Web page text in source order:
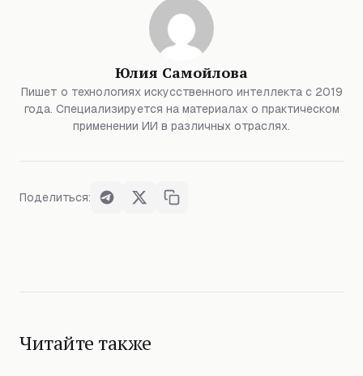
Юлия Самойлова
Пишет о технологиях искусственного интеллекта с 2019
года. Специализируется на материалах о практическом
применении ИИ в различных отраслях.
Поделиться:
Читайте также